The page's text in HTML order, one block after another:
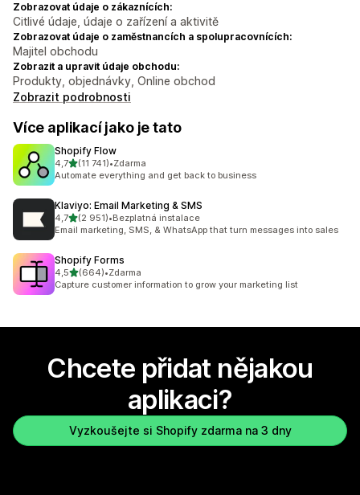
Zobrazovat údaje o zákaznících:
Citlivé údaje, údaje o zařízení a aktivitě
Zobrazovat údaje o zaměstnancích a spolupracovnících:
Majitel obchodu
Zobrazit a upravit údaje obchodu:
Produkty, objednávky, Online obchod
Zobrazit podrobnosti
Více aplikací jako je tato
Shopify Flow
4,7z 5 hvězd
(11 741)
Celkový počet recenzí: 11741
•Zdarma
Automate everything and get back to business
Klaviyo: Email Marketing & SMS
4,7z 5 hvězd
(2 951)
Celkový počet recenzí: 2951
•Bezplatná instalace
Email marketing, SMS, & WhatsApp that turn messages into sales
Shopify Forms
4,5z 5 hvězd
(664)
Celkový počet recenzí: 664
•Zdarma
Capture customer information to grow your marketing list
Chcete přidat nějakou
aplikaci?
Vyzkoušejte si Shopify zdarma na 3 dny